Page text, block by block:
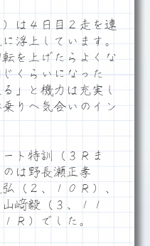
は４日目２走を連
浮上しています。
を上げたらよくな
くらいになった
」と機力は充実し
りへ気合いのイン
ト特訓（３Ｒま
は野長瀬正孝
（２、１０Ｒ）、
﨑毅（３、１１
Ｒ）でした。